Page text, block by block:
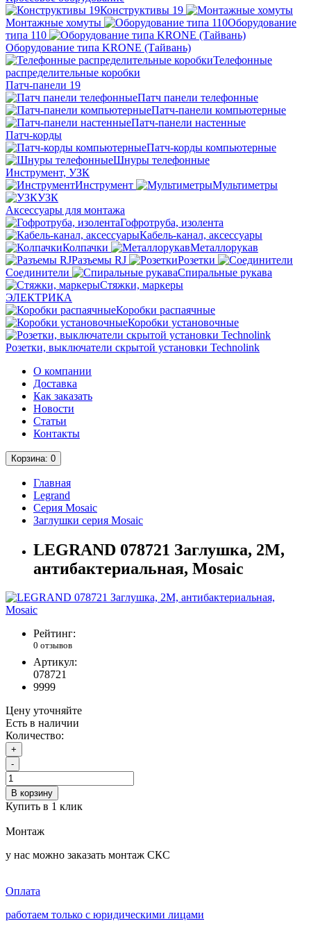
Конструктивы 19
Монтажные хомуты
Оборудование
типа 110
Оборудование типа KRONE (Тайвань)
Телефонные
распределительные коробки
Патч-панели 19
Патч панели телефонные
Патч-панели компьютерные
Патч-панели настенные
Патч-корды
Патч-корды компьютерные
Шнуры телефонные
Инструмент, УЗК
Инструмент
Мультиметры
УЗК
Аксессуары для монтажа
Гофротруба, изолента
Кабель-канал, аксессуары
Колпачки
Металлорукав
Разъемы RJ
Розетки
Соединители
Спиральные рукава
Стяжки, маркеры
ЭЛЕКТРИКА
Коробки распаячные
Коробки установочные
Розетки, выключатели скрытой установки Technolink
О компании
Доставка
Как заказать
Новости
Статьи
Контакты
Корзина: 0
Главная
Legrand
Серия Mosaic
Заглушки серия Mosaic
LEGRAND 078721 Заглушка, 2М,
антибактериальная, Mosaic
Рейтинг:
0 отзывов
Артикул:
078721
9999
Цену уточняйте
Есть в наличии
Количество:
+
-
В корзину
Купить в 1 клик
Монтаж
у нас можно заказать монтаж СКС
Оплата
работаем только с юридическими лицами